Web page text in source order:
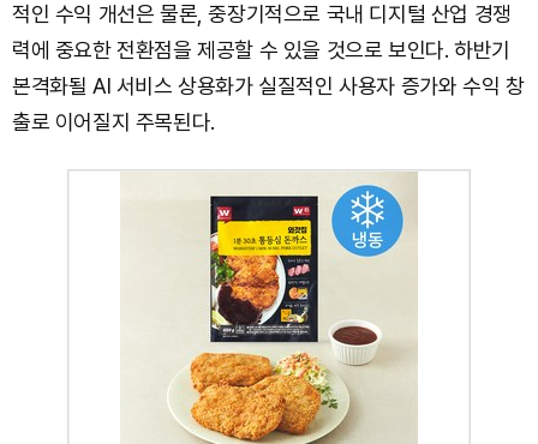
적인 수익 개선은 물론, 중장기적으로 국내 디지털 산업 경쟁
력에 중요한 전환점을 제공할 수 있을 것으로 보인다. 하반기
본격화될 AI 서비스 상용화가 실질적인 사용자 증가와 수익 창
출로 이어질지 주목된다.